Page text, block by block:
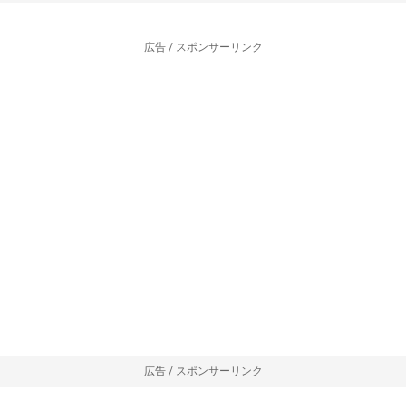
広告 / スポンサーリンク
広告 / スポンサーリンク